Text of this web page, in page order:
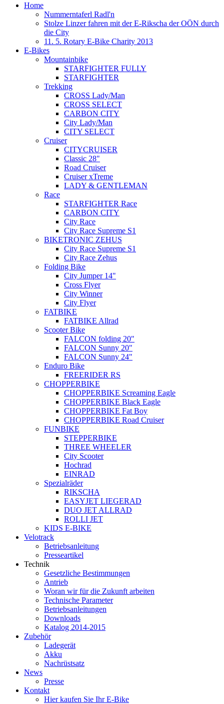
Home
Nummerntaferl Radl'n
Stolze Linzer fahren mit der E-Rikscha der OÖN durch
die City
11. 5. Rotary E-Bike Charity 2013
E-Bikes
Mountainbike
STARFIGHTER FULLY
STARFIGHTER
Trekking
CROSS Lady/Man
CROSS SELECT
CARBON CITY
City Lady/Man
CITY SELECT
Cruiser
CITYCRUISER
Classic 28"
Road Cruiser
Cruiser xTreme
LADY & GENTLEMAN
Race
STARFIGHTER Race
CARBON CITY
City Race
City Race Supreme S1
BIKETRONIC ZEHUS
City Race Supreme S1
City Race Zehus
Folding Bike
City Jumper 14"
Cross Flyer
City Winner
City Flyer
FATBIKE
FATBIKE Allrad
Scooter Bike
FALCON folding 20"
FALCON Sunny 20"
FALCON Sunny 24"
Enduro Bike
FREERIDER RS
CHOPPERBIKE
CHOPPERBIKE Screaming Eagle
CHOPPERBIKE Black Eagle
CHOPPERBIKE Fat Boy
CHOPPERBIKE Road Cruiser
FUNBIKE
STEPPERBIKE
THREE WHEELER
City Scooter
Hochrad
EINRAD
Spezialräder
RIKSCHA
EASYJET LIEGERAD
DUO JET ALLRAD
ROLLI JET
KIDS E-BIKE
Velotrack
Betriebsanleitung
Presseartikel
Technik
Gesetzliche Bestimmungen
Antrieb
Woran wir für die Zukunft arbeiten
Technische Parameter
Betriebsanleitungen
Downloads
Katalog 2014-2015
Zubehör
Ladegerät
Akku
Nachrüstsatz
News
Presse
Kontakt
Hier kaufen Sie Ihr E-Bike